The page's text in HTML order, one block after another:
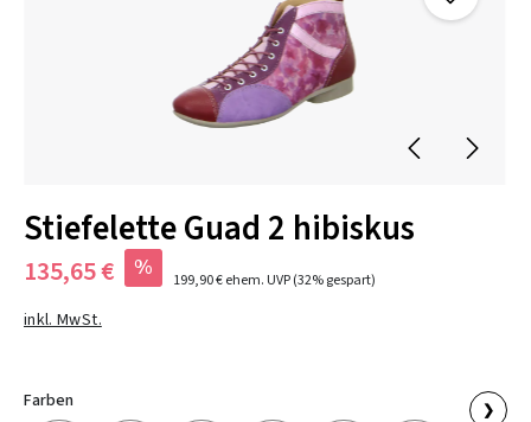
Stiefelette Guad 2 hibiskus
135,65 € % 199,90 €ehem. UVP(32% gespart)
inkl. MwSt.
Farben ❯